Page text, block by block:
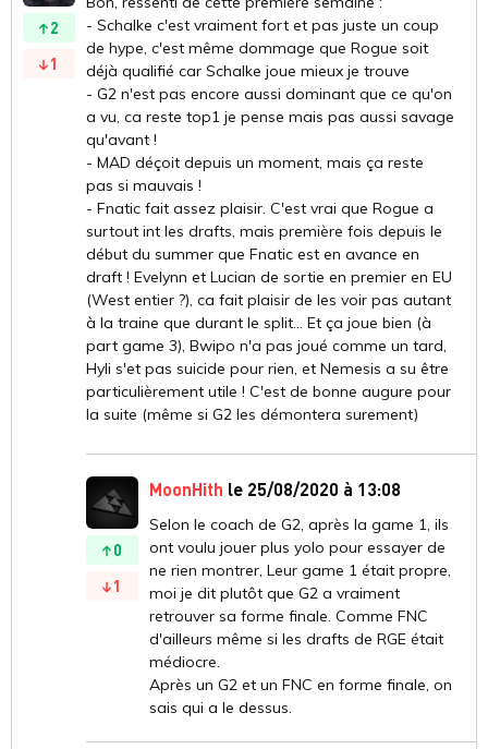
2
1
- Schalke c'est vraiment fort et pas juste un coup
de hype, c'est même dommage que Rogue soit
déjà qualifié car Schalke joue mieux je trouve
- G2 n'est pas encore aussi dominant que ce qu'on
a vu, ca reste top1 je pense mais pas aussi savage
qu'avant !
- MAD déçoit depuis un moment, mais ça reste
pas si mauvais !
- Fnatic fait assez plaisir. C'est vrai que Rogue a
surtout int les drafts, mais première fois depuis le
début du summer que Fnatic est en avance en
draft ! Evelynn et Lucian de sortie en premier en EU
(West entier ?), ca fait plaisir de les voir pas autant
à la traine que durant le split... Et ça joue bien (à
part game 3), Bwipo n'a pas joué comme un tard,
Hyli s'et pas suicide pour rien, et Nemesis a su être
particulièrement utile ! C'est de bonne augure pour
la suite (même si G2 les démontera surement)
0
1
MoonHith le 25/08/2020 à 13:08
Selon le coach de G2, après la game 1, ils
ont voulu jouer plus yolo pour essayer de
ne rien montrer, Leur game 1 était propre,
moi je dit plutôt que G2 a vraiment
retrouver sa forme finale. Comme FNC
d'ailleurs même si les drafts de RGE était
médiocre.
Après un G2 et un FNC en forme finale, on
sais qui a le dessus.